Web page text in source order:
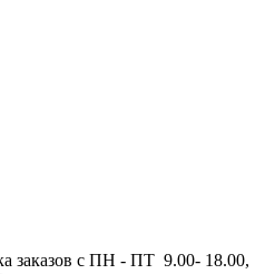
заказов с ПН - ПТ 9.00- 18.00,